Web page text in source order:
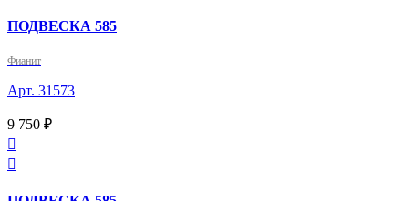
ПОДВЕСКА 585
Фианит
Арт. 31573
9 750 ₽

